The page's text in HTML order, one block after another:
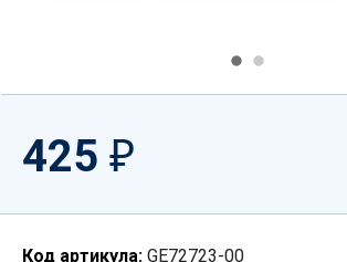
425 ₽
Код артикула: GE72723-00